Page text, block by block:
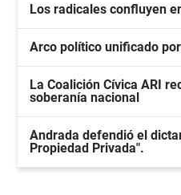
Los radicales confluyen
Arco político unificado
La Coalición Cívica ARI
soberanía nacional
Andrada defendió el
Propiedad Privada".